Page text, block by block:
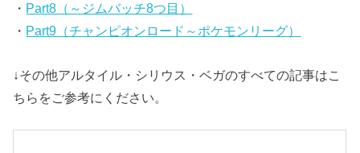
・ Part8（～ジムバッチ8つ目）
・ Part9（チャンピオンロード～ポケモンリーグ）
↓その他アルタイル・シリウス・ベガのすべての記事はこ
ちらをご参考にください。